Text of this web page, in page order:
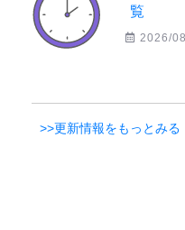
覧
2026/
>>更新情報をもっとみる